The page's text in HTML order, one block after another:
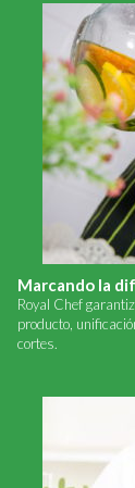
Marcando la
Royal Chef
producto,
cortes.